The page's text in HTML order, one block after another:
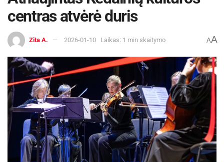
centras atvėrė duris
Zita A. 2026-01-10 Laikas: 1 min skaitymo AA